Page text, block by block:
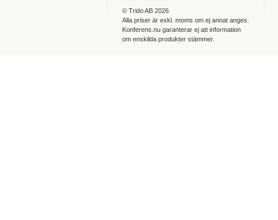
© Trido AB 2026
Alla priser är exkl. moms om ej annat anges.
Konferens.nu garanterar ej att information
om enskilda produkter stämmer.